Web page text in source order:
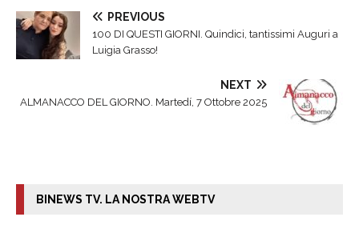
PREVIOUS
100 DI QUESTI GIORNI. Quindici, tantissimi Auguri a
Luigia Grasso!
NEXT
ALMANACCO DEL GIORNO. Martedí, 7 Ottobre 2025
BINEWS TV. LA NOSTRA WEBTV